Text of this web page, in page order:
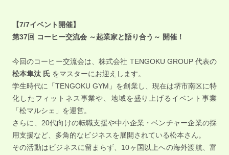
【7/7イベント開催】
第37回 コーヒー交流会 ～起業家と語り合う～ 開催！
今回のコーヒー交流会は、株式会社 TENGOKU GROUP 代表の
松本隼汰 氏 をマスターにお迎えします。
学生時代に「TENGOKU GYM」を創業し、現在は堺市南区に特
化したフィットネス事業や、地域を盛り上げるイベント事業
「松マルシェ」を運営。
さらに、20代向けの転職支援や中小企業・ベンチャー企業の採
用支援など、多角的なビジネスを展開されている松本さん。
その活動はビジネスに留まらず、10ヶ国以上への海外渡航、富